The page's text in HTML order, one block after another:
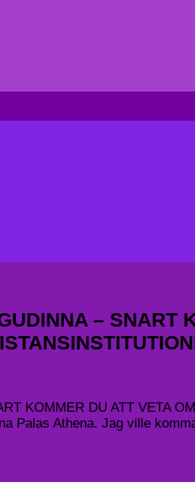
– SNART
KOMMER DU ATT VETA
Palas Athena. Jag ville